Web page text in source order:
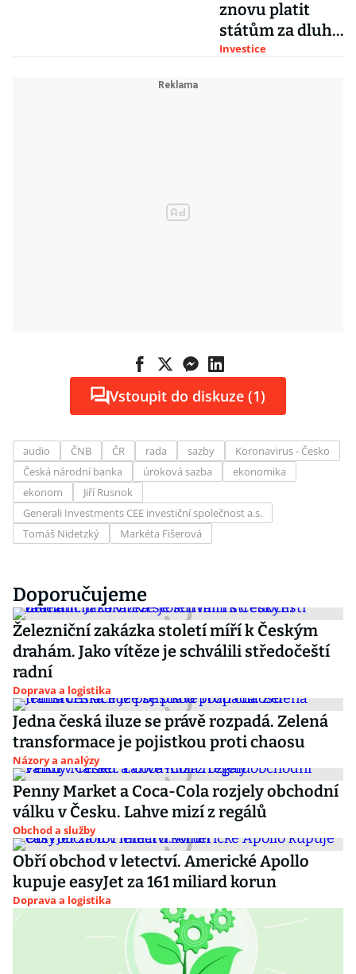
znovu platit
státům za dluhy.
Bezpracným
Investice
Vstoupit do diskuze (1)
audio ČNB ČR rada sazby
Koronavirus - Česko
Česká národní banka
úroková sazba
ekonomika
ekonom
Jiří Rusnok
Generali Investments CEE investiční společnost a.s.
Tomáš Nidetzký
Markéta Fišerová
Doporučujeme
Železniční zakázka století míří k Českým
drahám. Jako vítěze je schválili středočeští
radní
Doprava a logistika
Jedna česká iluze se právě rozpadá. Zelená
transformace je pojistkou proti chaosu
Názory a analýzy
Penny Market a Coca-Cola rozjely obchodní
válku v Česku. Lahve mizí z regálů
Obchod a služby
Obří obchod v letectví. Americké Apollo
kupuje easyJet za 161 miliard korun
Doprava a logistika